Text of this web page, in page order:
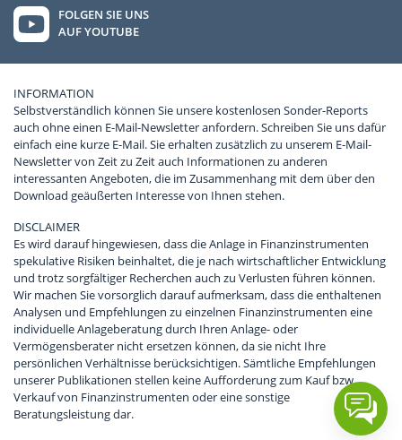
FOLGEN SIE UNS
AUF YOUTUBE
INFORMATION
Selbstverständlich können Sie unsere kostenlosen Sonder-Reports
auch ohne einen E-Mail-Newsletter anfordern. Schreiben Sie uns dafür
einfach eine kurze E-Mail. Sie erhalten zusätzlich zu unserem E-Mail-
Newsletter von Zeit zu Zeit auch Informationen zu anderen
interessanten Angeboten, die im Zusammenhang mit dem über den
Download geäußerten Interesse von Ihnen stehen.
DISCLAIMER
Es wird darauf hingewiesen, dass die Anlage in Finanzinstrumenten
spekulative Risiken beinhaltet, die je nach wirtschaftlicher Entwicklung
und trotz sorgfältiger Recherchen auch zu Verlusten führen können.
Wir machen Sie vorsorglich darauf aufmerksam, dass die enthaltenen
Analysen und Empfehlungen zu einzelnen Finanzinstrumenten eine
individuelle Anlageberatung durch Ihren Anlage- oder
Vermögensberater nicht ersetzen können, da sie nicht Ihre
persönlichen Verhältnisse berücksichtigen. Sämtliche Empfehlungen
unserer Publikationen stellen keine Aufforderung zum Kauf bzw.
Verkauf von Finanzinstrumenten oder eine sonstige
Beratungsleistung dar.